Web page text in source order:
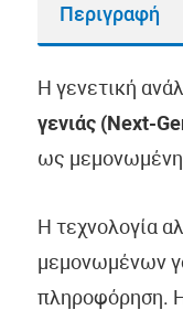
Περιγραφή
Η γενετική
γενιάς (Next-
ως μεμονωμένη
Η τεχνολογία
μεμονωμένων
πληροφόρηση. Η